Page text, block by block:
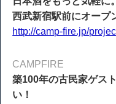
西武新宿駅前にオープ
http://camp-fire.jp/
CAMPFIRE
築100年の古民家ゲス
い！